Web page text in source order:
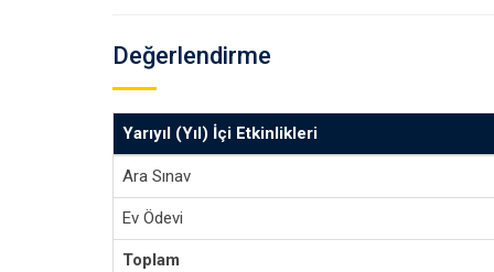
Değerlendirme
Yarıyıl (Yıl) İçi Etkinlikleri
Ara Sınav
Ev Ödevi
Toplam